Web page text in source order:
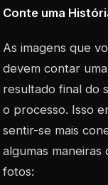
Conte uma
As imagens que
devem contar
resultado final do
o processo. Isso
sentir-se mais
algumas maneiras
fotos: